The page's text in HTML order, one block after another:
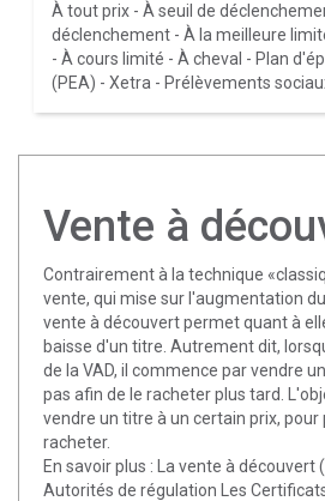
À tout prix- À seuil de
déclenchement- À la meilleure
- À cours limité - À cheval - Plan
(PEA) - Xetra - Prélèvements
Vente à
Contrairement à la technique
vente, qui mise sur l'augmentation
vente à découvert permet quant à
baisse d'un titre. Autrement dit,
de la VAD, il commence par vendre
pas afin de le racheter plus tard.
vendre un titre à un certain prix, pour
racheter.
En savoir plus :
La vente à découvert
Autorités de régulation
Les